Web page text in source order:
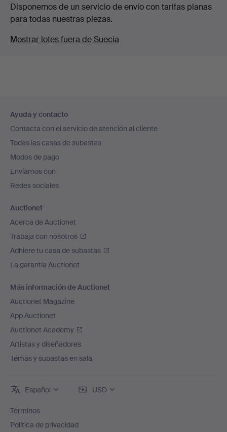
Disponemos de un servicio de envío con tarifas planas
para todas nuestras piezas.
Mostrar lotes fuera de Suecia
en
el
pie
de
página
Ayuda y contacto
Contacta con el servicio de atención al cliente
Todas las casas de subastas
Modos de pago
Enviamos con
Redes sociales
Auctionet
Acerca de Auctionet
Trabaja con nosotros
Adhiere tu casa de subastas
La garantía Auctionet
Más información de Auctionet
Auctionet Magazine
App Auctionet
Auctionet Academy
Artistas y diseñadores
Temas y subastas en sala
Español USD
Términos
Política de privacidad